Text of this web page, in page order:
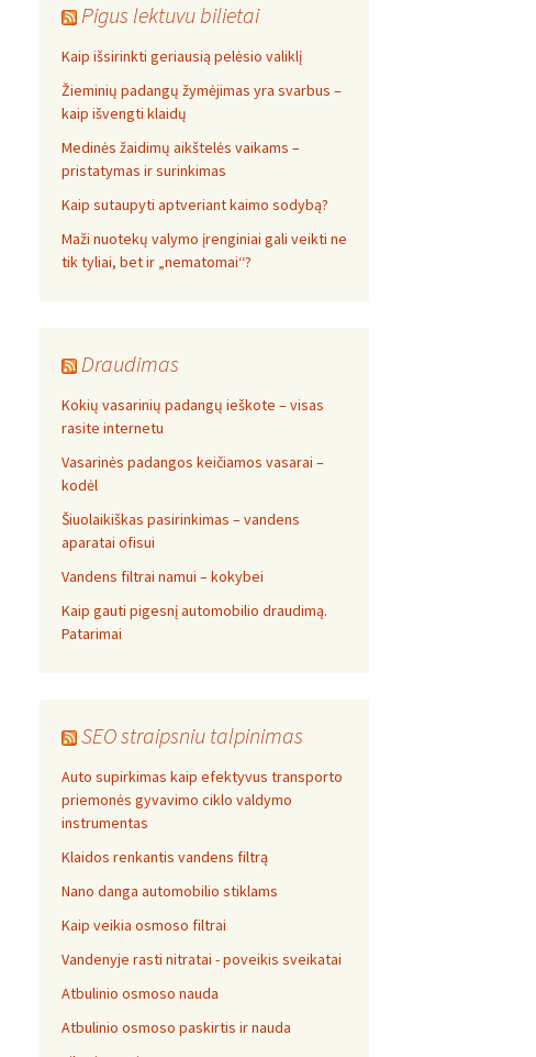
Pigus lektuvu bilietai
Kaip išsirinkti geriausią pelėsio valiklį
Žieminių padangų žymėjimas yra svarbus –
kaip išvengti klaidų
Medinės žaidimų aikštelės vaikams –
pristatymas ir surinkimas
Kaip sutaupyti aptveriant kaimo sodybą?
Maži nuotekų valymo įrenginiai gali veikti ne
tik tyliai, bet ir „nematomai‘‘?
Draudimas
Kokių vasarinių padangų ieškote – visas
rasite internetu
Vasarinės padangos keičiamos vasarai –
kodėl
Šiuolaikiškas pasirinkimas – vandens
aparatai ofisui
Vandens filtrai namui – kokybei
Kaip gauti pigesnį automobilio draudimą.
Patarimai
SEO straipsniu talpinimas
Auto supirkimas kaip efektyvus transporto
priemonės gyvavimo ciklo valdymo
instrumentas
Klaidos renkantis vandens filtrą
Nano danga automobilio stiklams
Kaip veikia osmoso filtrai
Vandenyje rasti nitratai - poveikis sveikatai
Atbulinio osmoso nauda
Atbulinio osmoso paskirtis ir nauda